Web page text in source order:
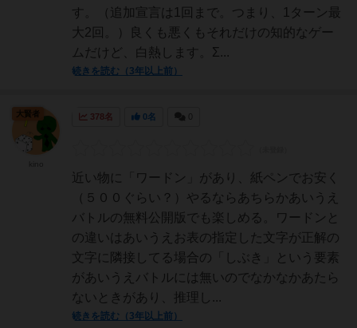
す。（追加宣言は1回まで。つまり、1ターン最
大2回。）良くも悪くもそれだけの知的なゲー
ムだけど、白熱します。Σ...
続きを読む（3年以上前）
378名 0名
近い物に「ワードン」があり、紙ペンでお安く
（５００ぐらい？）やるならあちらかあいうえ
バトルの無料公開版でも楽しめる。ワードンと
の違いはあいうえお表の指定した文字が正解の
文字に隣接してる場合の「しぶき」という要素
があいうえバトルには無いのでなかなかあたら
ないときがあり、推理し...
続きを読む（3年以上前）
大賢者